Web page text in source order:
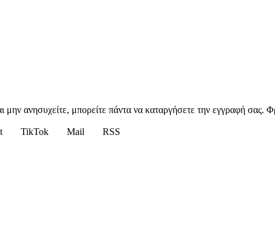
μην ανησυχείτε, μπορείτε πάντα να καταργήσετε την εγγραφή σας.
TikTok Mail
RSS